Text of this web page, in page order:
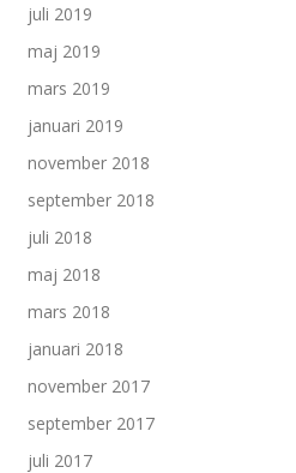
juli 2019
maj 2019
mars 2019
januari 2019
november 2018
september 2018
juli 2018
maj 2018
mars 2018
januari 2018
november 2017
september 2017
juli 2017